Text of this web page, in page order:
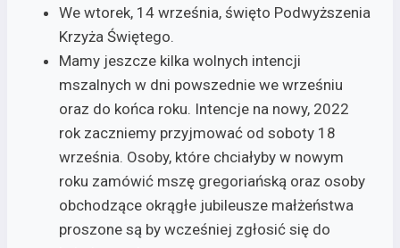
We wtorek, 14 września, święto Podwyższenia
Krzyża Świętego.
Mamy jeszcze kilka wolnych intencji
mszalnych w dni powszednie we wrześniu
oraz do końca roku. Intencje na nowy, 2022
rok zaczniemy przyjmować od soboty 18
września. Osoby, które chciałyby w nowym
roku zamówić mszę gregoriańską oraz osoby
obchodzące okrągłe jubileusze małżeństwa
proszone są by wcześniej zgłosić się do